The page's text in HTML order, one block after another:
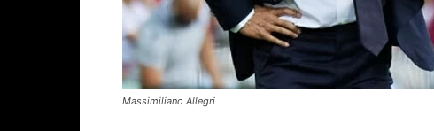
Massimiliano Allegri